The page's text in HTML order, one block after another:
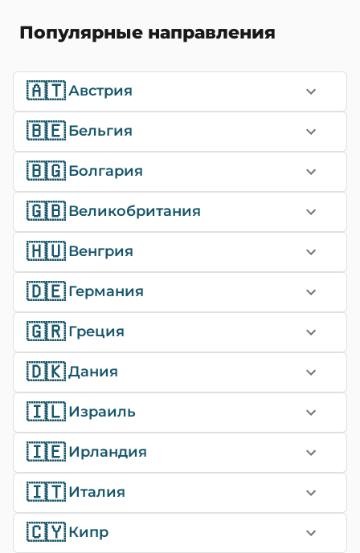
Популярные направления
🇦🇹Австрия
🇧🇪 Бельгия
🇧🇬 Болгария
🇬🇧 Великобритания
🇭🇺 Венгрия
🇩🇪 Германия
🇬🇷 Греция
🇩🇰Дания
🇮🇱 Израиль
🇮🇪 Ирландия
🇮🇹 Италия
🇨🇾 Кипр